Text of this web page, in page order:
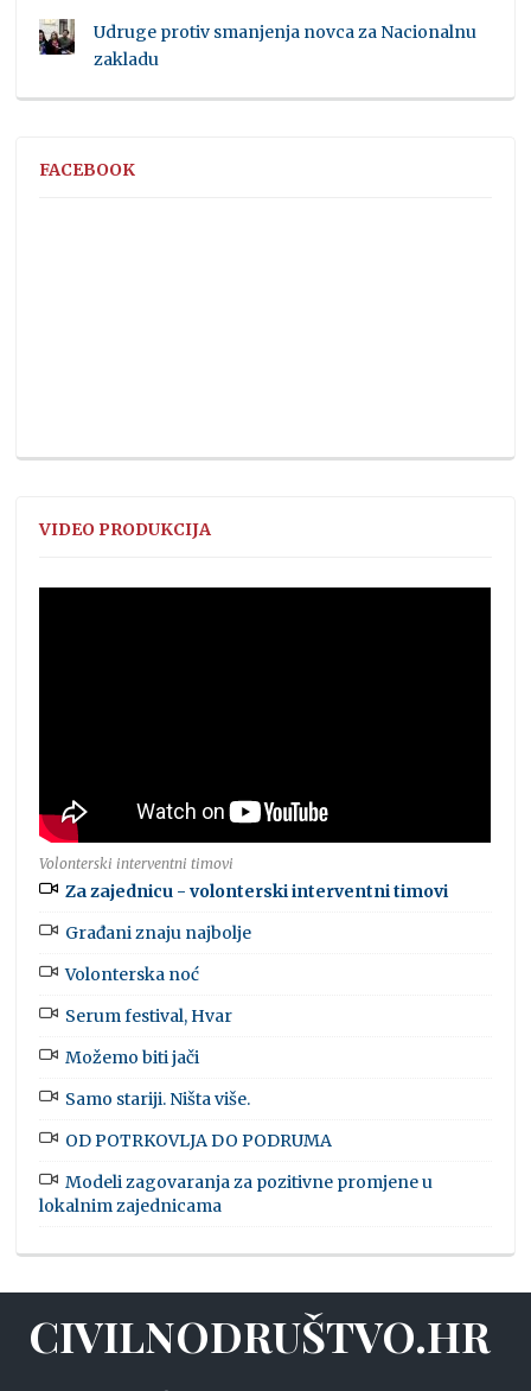
Udruge protiv smanjenja novca za Nacionalnu
zakladu
FACEBOOK
VIDEO PRODUKCIJA
Volonterski interventni timovi
Za zajednicu - volonterski interventni timovi
Građani znaju najbolje
Volonterska noć
Serum festival, Hvar
Možemo biti jači
Samo stariji. Ništa više.
OD POTRKOVLJA DO PODRUMA
Modeli zagovaranja za pozitivne promjene u
lokalnim zajednicama
CIVILNODRUŠTVO.HR